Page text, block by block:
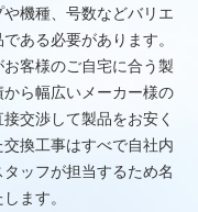
機種、号数などバリエ
ある必要があります。
客様のご自宅に合う製
ら幅広いメーカー様の
交渉して製品をお安く
換工事はすべで自社内
ッフが担当するため名
ます。